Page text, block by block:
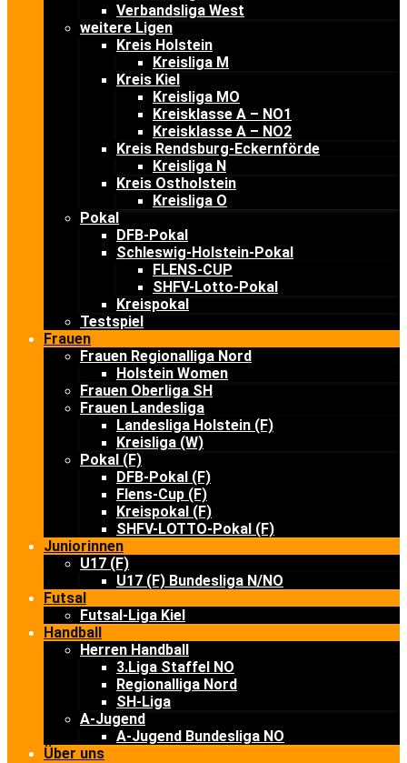
Verbandsliga West
weitere Ligen
Kreis Holstein
Kreisliga M
Kreis Kiel
Kreisliga MO
Kreisklasse A – NO1
Kreisklasse A – NO2
Kreis Rendsburg-Eckernförde
Kreisliga N
Kreis Ostholstein
Kreisliga O
Pokal
DFB-Pokal
Schleswig-Holstein-Pokal
FLENS-CUP
SHFV-Lotto-Pokal
Kreispokal
Testspiel
Frauen
Frauen Regionalliga Nord
Holstein Women
Frauen Oberliga SH
Frauen Landesliga
Landesliga Holstein (F)
Kreisliga (W)
Pokal (F)
DFB-Pokal (F)
Flens-Cup (F)
Kreispokal (F)
SHFV-LOTTO-Pokal (F)
Juniorinnen
U17 (F)
U17 (F) Bundesliga N/NO
Futsal
Futsal-Liga Kiel
Handball
Herren Handball
3.Liga Staffel NO
Regionalliga Nord
SH-Liga
A-Jugend
A-Jugend Bundesliga NO
Über uns